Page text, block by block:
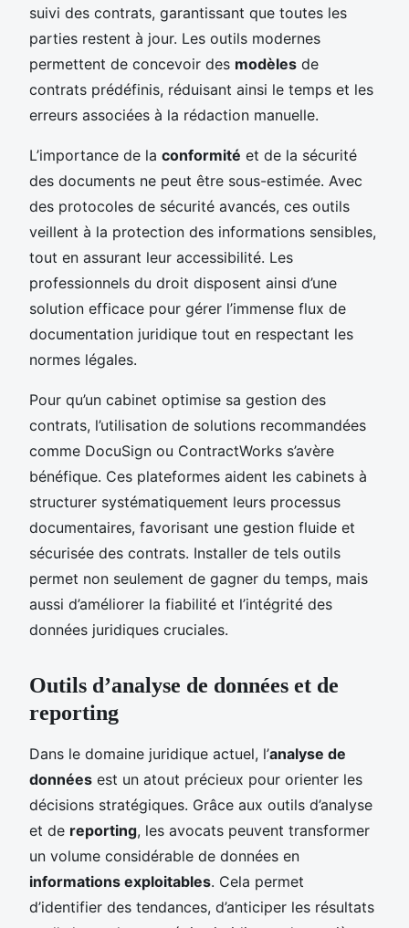
suivi des contrats, garantissant que toutes les
parties restent à jour. Les outils modernes
permettent de concevoir des modèles de
contrats prédéfinis, réduisant ainsi le temps et les
erreurs associées à la rédaction manuelle.
L’importance de la conformité et de la sécurité
des documents ne peut être sous-estimée. Avec
des protocoles de sécurité avancés, ces outils
veillent à la protection des informations sensibles,
tout en assurant leur accessibilité. Les
professionnels du droit disposent ainsi d’une
solution efficace pour gérer l’immense flux de
documentation juridique tout en respectant les
normes légales.
Pour qu’un cabinet optimise sa gestion des
contrats, l’utilisation de solutions recommandées
comme DocuSign ou ContractWorks s’avère
bénéfique. Ces plateformes aident les cabinets à
structurer systématiquement leurs processus
documentaires, favorisant une gestion fluide et
sécurisée des contrats. Installer de tels outils
permet non seulement de gagner du temps, mais
aussi d’améliorer la fiabilité et l’intégrité des
données juridiques cruciales.
Outils d’analyse de données et de
reporting
Dans le domaine juridique actuel, l’analyse de
données est un atout précieux pour orienter les
décisions stratégiques. Grâce aux outils d’analyse
et de reporting, les avocats peuvent transformer
un volume considérable de données en
informations exploitables. Cela permet
d’identifier des tendances, d’anticiper les résultats